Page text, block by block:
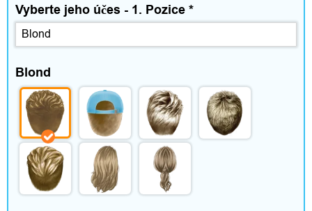
í
Vyberte jeho účes - 1. Pozice *
Blond